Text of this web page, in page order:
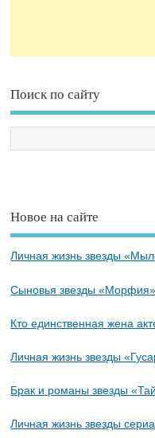
Поиск по сайту
Новое на сайте
Личная жизнь звезды
Сыновья звезды
Кто единственная жена
Личная жизнь звезды
Брак и романы звезды
Личная жизнь звезды